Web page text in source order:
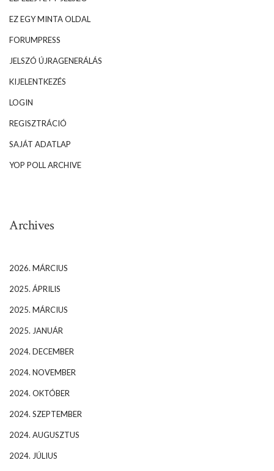
EZ EGY MINTA OLDAL
FORUMPRESS
JELSZÓ ÚJRAGENERÁLÁS
KIJELENTKEZÉS
LOGIN
REGISZTRÁCIÓ
SAJÁT ADATLAP
YOP POLL ARCHIVE
Archives
2026. MÁRCIUS
2025. ÁPRILIS
2025. MÁRCIUS
2025. JANUÁR
2024. DECEMBER
2024. NOVEMBER
2024. OKTÓBER
2024. SZEPTEMBER
2024. AUGUSZTUS
2024. JÚLIUS